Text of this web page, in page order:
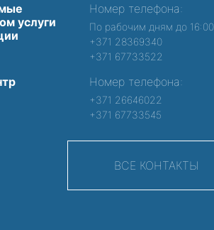
услуги
Номер телефона:
По рабочим дням до 16:00
+371 28369340
+371 67733522
Номер телефона:
+371 26646022
+371 67733545
ВСЕ КОНТАКТЫ